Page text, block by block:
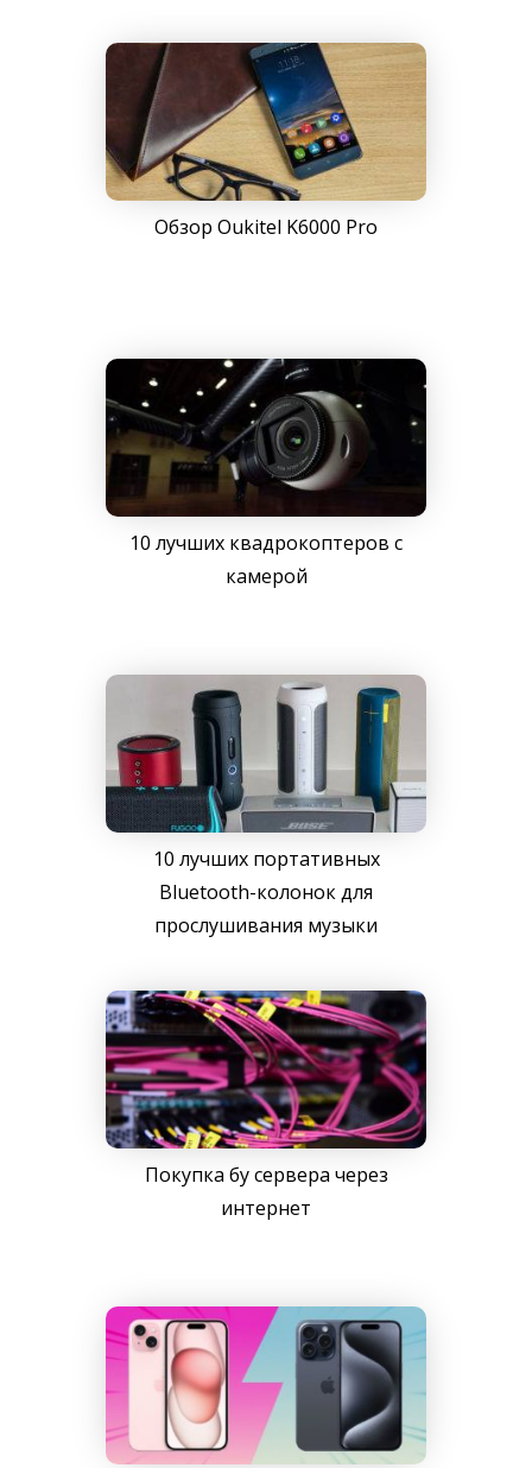
Обзор Oukitel K6000 Pro
10 лучших квадрокоптеров с
камерой
10 лучших портативных
Bluetooth-колонок для
прослушивания музыки
Покупка бу сервера через
интернет